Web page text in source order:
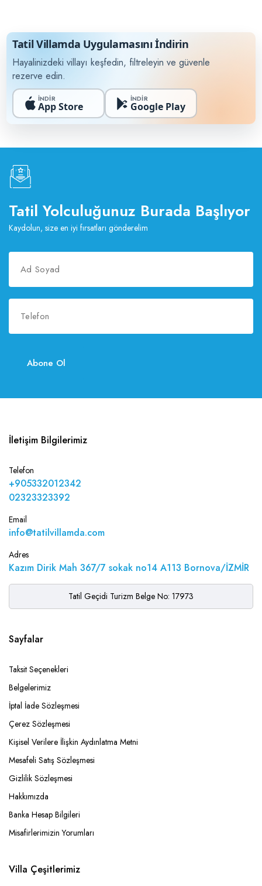
Tatil Villamda Uygulamasını İndirin
Hayalinizdeki villayı keşfedin, filtreleyin ve güvenle
rezerve edin.
İNDİR
App Store
İNDİR
Google Play
Tatil Yolculuğunuz Burada Başlıyor
Kaydolun, size en iyi fırsatları gönderelim
Abone Ol
İletişim Bilgilerimiz
Telefon
+905332012342
02323323392
Email
info@tatilvillamda.com
Adres
Kazım Dirik Mah 367/7 sokak no14 A113 Bornova/İZMİR
Tatil Geçidi Turizm Belge No: 17973
Sayfalar
Taksit Seçenekleri
Belgelerimiz
İptal İade Sözleşmesi
Çerez Sözleşmesi
Kişisel Verilere İlişkin Aydınlatma Metni
Mesafeli Satış Sözleşmesi
Gizlilik Sözleşmesi
Hakkımızda
Banka Hesap Bilgileri
Misafirlerimizin Yorumları
Villa Çeşitlerimiz